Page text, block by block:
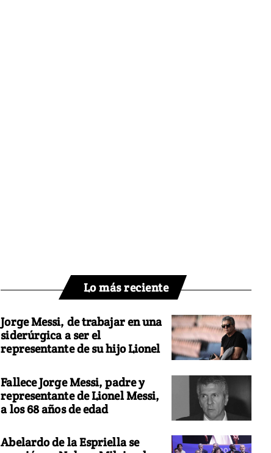
Lo más reciente
Jorge Messi, de trabajar en una
siderúrgica a ser el
representante de su hijo Lionel
Fallece Jorge Messi, padre y
representante de Lionel Messi,
a los 68 años de edad
Abelardo de la Espriella se